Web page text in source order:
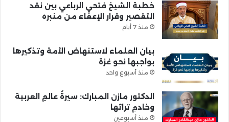
خطبة الشيخ فتحي الرباعي بين نقد
التقصير وقرار الإعفاء من منبره
منذ 7 أيام
بيان العلماء لاستنهاض الأمة وتذكيرها
بواجبها نحو غزة
منذ أسبوع واحد
الدكتور مازن المبارك: سيرةُ عالمِ العربية
وخادمِ تراثها
منذ أسبوعين